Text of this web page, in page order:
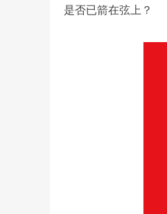
是否已箭在弦上？